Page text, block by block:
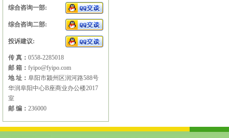
综合咨询一部:
综合咨询二部:
投诉建议:
传 真： 0558-2285018
邮 箱： fyipo@fyipo.com
地 址： 阜阳市颍州区润河路588号
华润阜阳中心B座商业办公楼2017
室
邮 编： 236000